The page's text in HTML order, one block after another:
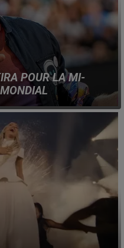
POUR LA MI-
artistique sera proposé
de la finale, le 19 juillet.